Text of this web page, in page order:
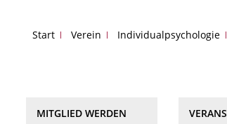
Start Verein Individualpsychologie
MITGLIED WERDEN